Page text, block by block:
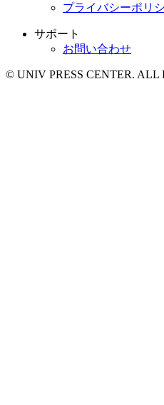
プライバシーポリ
サポート
お問い合わせ
© UNIV PRESS CENTER. ALL